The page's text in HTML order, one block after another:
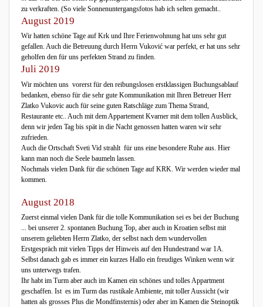
zu verkraften. (So viele Sonnenuntergangsfotos hab ich selten gemacht..
August 2019
Wir hatten schöne Tage auf Krk und Ihre Ferienwohnung hat uns sehr gut
gefallen. Auch die Betreuung durch Herrn Vuković war perfekt, er hat uns sehr
geholfen den für uns perfekten Strand zu finden.
Juli 2019
Wir möchten uns vorerst für den reibungslosen erstklassigen Buchungsablauf
bedanken, ebenso für die sehr gute Kommunikation mit Ihren Betreuer Herr
Zlatko Vukovic auch für seine guten Ratschläge zum Thema Strand,
Restaurante etc.. Auch mit dem Appartement Kvarner mit dem tollen Ausblick,
denn wir jeden Tag bis spät in die Nacht genossen hatten waren wir sehr
zufrieden.
Auch die Ortschaft Sveti Vid strahlt für uns eine besondere Ruhe aus. Hier
kann man noch die Seele baumeln lassen.
Nochmals vielen Dank für die schönen Tage auf KRK. Wir werden wieder mal
kommen.
August 2018
Zuerst einmal vielen Dank für die tolle Kommunikation sei es bei der Buchung
... bei unserer 2. spontanen Buchung Top, aber auch in Kroatien selbst mit
unserem geliebten Herrn Zlatko, der selbst nach dem wundervollen
Erstgespräch mit vielen Tipps der Hinweis auf den Hundestrand war 1A.
Selbst danach gab es immer ein kurzes Hallo ein freudiges Winken wenn wir
uns unterwegs trafen.
Ihr habt im Turm aber auch im Kamen ein schönes und tolles Appartment
geschaffen. Ist es im Turm das rustikale Ambiente, mit toller Aussicht (wir
hatten als grosses Plus die Mondfinsternis) oder aber im Kamen die Steinoptik